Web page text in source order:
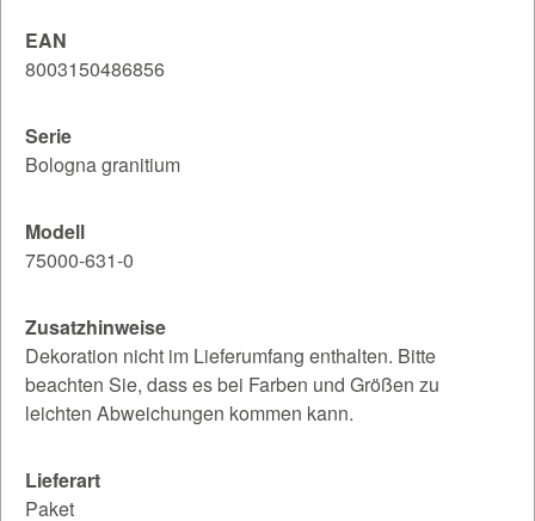
EAN
8003150486856
Serie
Bologna granitium
Modell
75000-631-0
Zusatzhinweise
Dekoration nicht im Lieferumfang enthalten. Bitte
beachten Sie, dass es bei Farben und Größen zu
leichten Abweichungen kommen kann.
Lieferart
Paket